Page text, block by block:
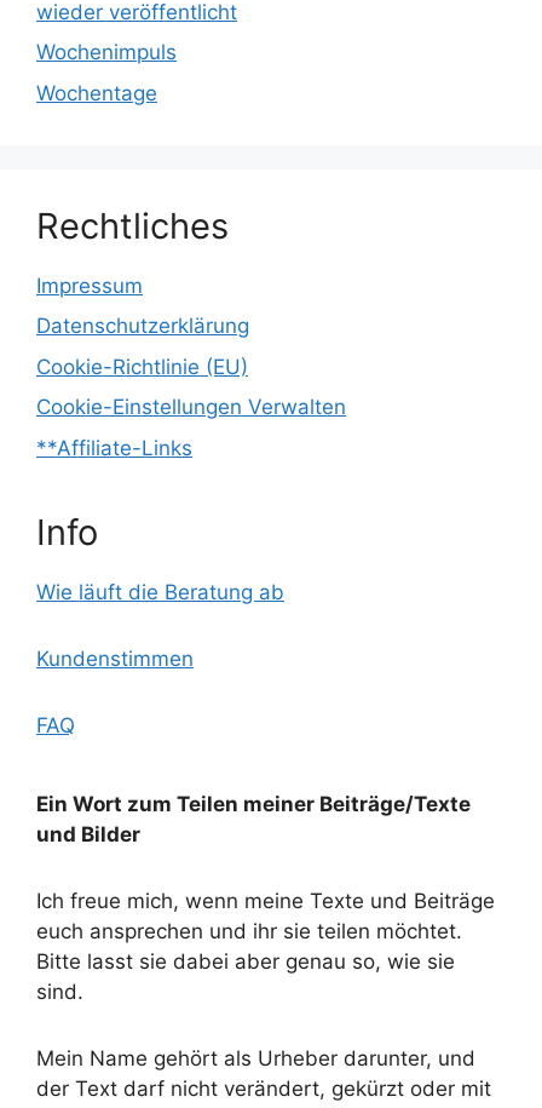
wieder veröffentlicht
Wochenimpuls
Wochentage
Rechtliches
Impressum
Datenschutzerklärung
Cookie-Richtlinie (EU)
Cookie-Einstellungen Verwalten
**Affiliate-Links
Info
Wie läuft die Beratung ab
Kundenstimmen
FAQ
Ein Wort zum Teilen meiner Beiträge/Texte
und Bilder
Ich freue mich, wenn meine Texte und Beiträge
euch ansprechen und ihr sie teilen möchtet.
Bitte lasst sie dabei aber genau so, wie sie
sind.
Mein Name gehört als Urheber darunter, und
der Text darf nicht verändert, gekürzt oder mit